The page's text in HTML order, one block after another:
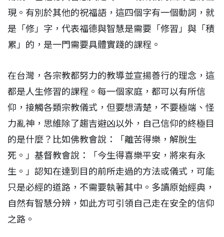
現。有別於其他的祝福語，這四個字有一個動詞，就
是「修」字，代表福德與智慧是需要「修習」與「積
累」的，是一門需要具體實踐的課程。
在台灣，各宗教都努力的教導並宣揚善行的理念，這
都是人生修習的課程。每一個家庭，都可以有所信
仰，接觸各類宗教儀式，但要想清楚，不要極端、怪
力亂神，思維除了趨吉避凶以外，自己信仰的終極目
的是什麼？比如佛教會說：「離苦得樂，解脫生
死。」基督教會說：「今生得喜樂平安，將來有永
生。」認知在達到目的前所走過的方法或儀式，可能
只是必經的道路，不需要執著其中。多讀原始經典，
自然有智慧分辨，如此方可引領自己走在安全的信仰
之路。